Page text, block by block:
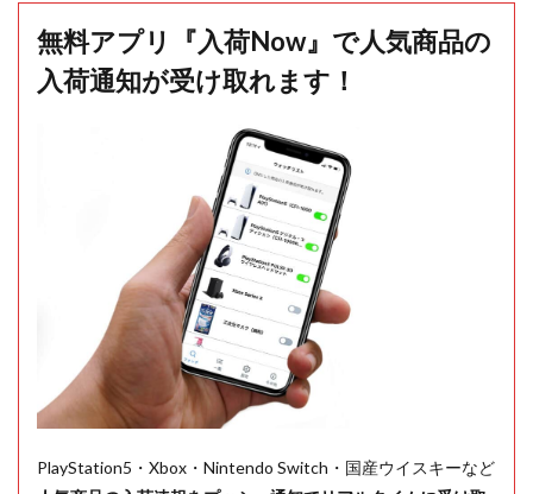
無料アプリ『入荷Now』で人気商品の
入荷通知が受け取れます！
PlayStation5・Xbox・Nintendo Switch・国産ウイスキーなど